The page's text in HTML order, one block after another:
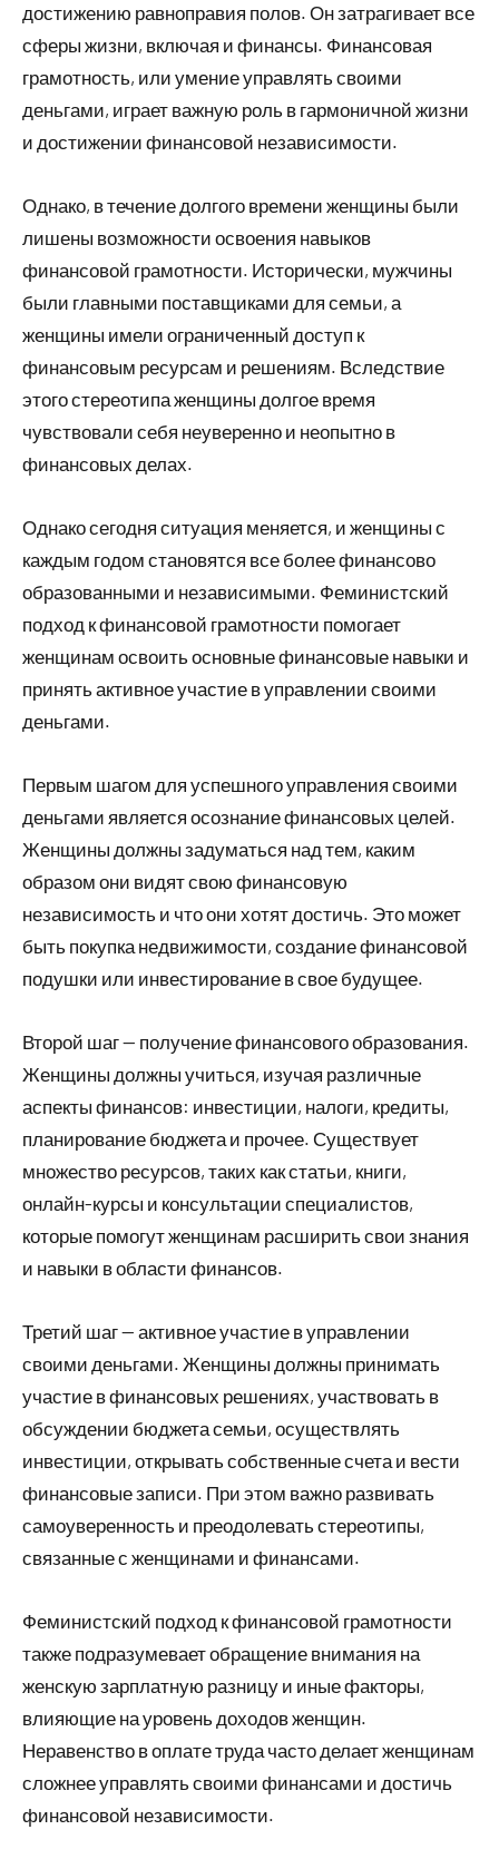
достижению равноправия полов. Он затрагивает все
сферы жизни, включая и финансы. Финансовая
грамотность, или умение управлять своими
деньгами, играет важную роль в гармоничной жизни
и достижении финансовой независимости.
Однако, в течение долгого времени женщины были
лишены возможности освоения навыков
финансовой грамотности. Исторически, мужчины
были главными поставщиками для семьи, а
женщины имели ограниченный доступ к
финансовым ресурсам и решениям. Вследствие
этого стереотипа женщины долгое время
чувствовали себя неуверенно и неопытно в
финансовых делах.
Однако сегодня ситуация меняется, и женщины с
каждым годом становятся все более финансово
образованными и независимыми. Феминистский
подход к финансовой грамотности помогает
женщинам освоить основные финансовые навыки и
принять активное участие в управлении своими
деньгами.
Первым шагом для успешного управления своими
деньгами является осознание финансовых целей.
Женщины должны задуматься над тем, каким
образом они видят свою финансовую
независимость и что они хотят достичь. Это может
быть покупка недвижимости, создание финансовой
подушки или инвестирование в свое будущее.
Второй шаг — получение финансового образования.
Женщины должны учиться, изучая различные
аспекты финансов: инвестиции, налоги, кредиты,
планирование бюджета и прочее. Существует
множество ресурсов, таких как статьи, книги,
онлайн-курсы и консультации специалистов,
которые помогут женщинам расширить свои знания
и навыки в области финансов.
Третий шаг — активное участие в управлении
своими деньгами. Женщины должны принимать
участие в финансовых решениях, участвовать в
обсуждении бюджета семьи, осуществлять
инвестиции, открывать собственные счета и вести
финансовые записи. При этом важно развивать
самоуверенность и преодолевать стереотипы,
связанные с женщинами и финансами.
Феминистский подход к финансовой грамотности
также подразумевает обращение внимания на
женскую зарплатную разницу и иные факторы,
влияющие на уровень доходов женщин.
Неравенство в оплате труда часто делает женщинам
сложнее управлять своими финансами и достичь
финансовой независимости.